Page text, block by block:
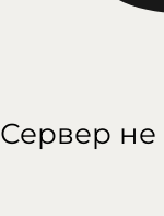
Сервер не